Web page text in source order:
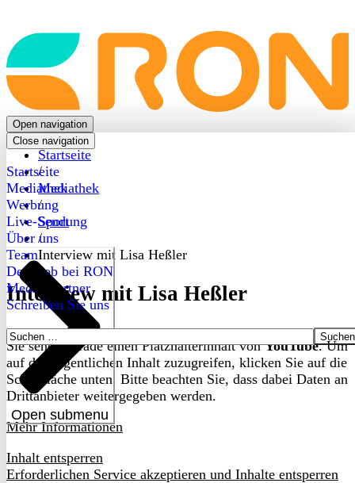
Back
to
frontpage
Open navigation
Close navigation
Startseite
Mediathek
Werbung
Live-Sendung
Über uns
Open submenu
Team
Dein Job bei RON
Medienpartner
Schreiben Sie uns
Suchen
nach:
Startseite
/
Mediathek
/
Sport
/
Interview mit Lisa Heßler
Interview mit Lisa Heßler
Sie sehen gerade einen Platzhalterinhalt vonYouTube. Um
auf den eigentlichen Inhalt zuzugreifen, klicken Sie auf die
Schaltfläche unten. Bitte beachten Sie, dass dabei Daten an
Drittanbieter weitergegeben werden.
Mehr Informationen
Inhalt entsperren
Erforderlichen Service akzeptieren und Inhalte entsperren